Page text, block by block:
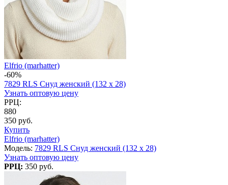
Elfrio (marhatter)
-60%
7829 RLS Снуд женский (132 х 28)
Узнать оптовую цену
РРЦ:
880
350 руб.
Купить
Elfrio (marhatter)
Модель: 7829 RLS Снуд женский (132 х 28)
Узнать оптовую цену
РРЦ: 350 руб.